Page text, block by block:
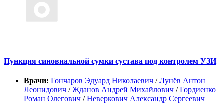
Пункция синовиальной сумки сустава под контролем УЗИ
Врачи: Гончаров Эдуард Николаевич /Лунёв Антон
Леонидович /Жданов Андрей Михайлович /Гордиенко
Роман Олегович /Неверкович Александр Сергеевич